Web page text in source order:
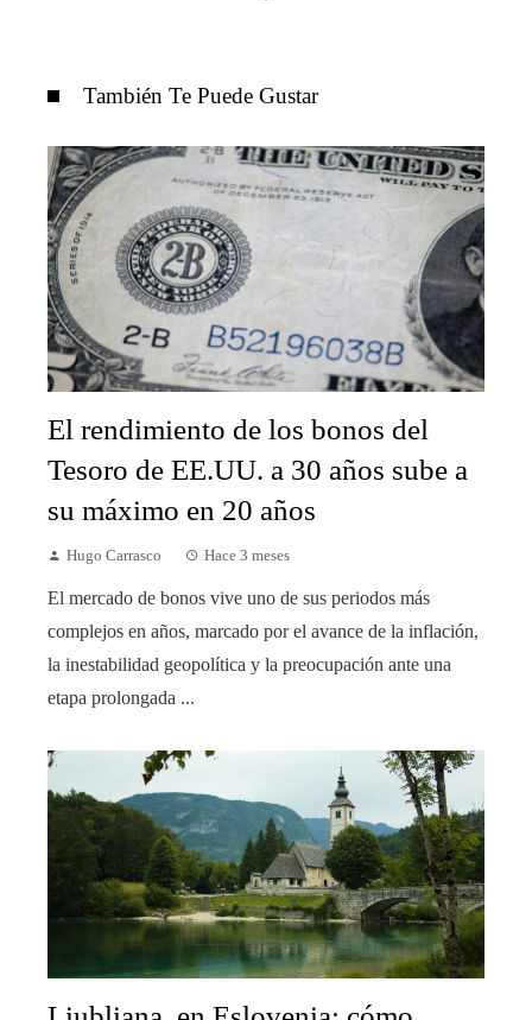
También Te Puede Gustar
El rendimiento de los bonos del
Tesoro de EE.UU. a 30 años sube a
su máximo en 20 años
Hugo Carrasco Hace 3 meses
El mercado de bonos vive uno de sus periodos más
complejos en años, marcado por el avance de la inflación,
la inestabilidad geopolítica y la preocupación ante una
etapa prolongada ...